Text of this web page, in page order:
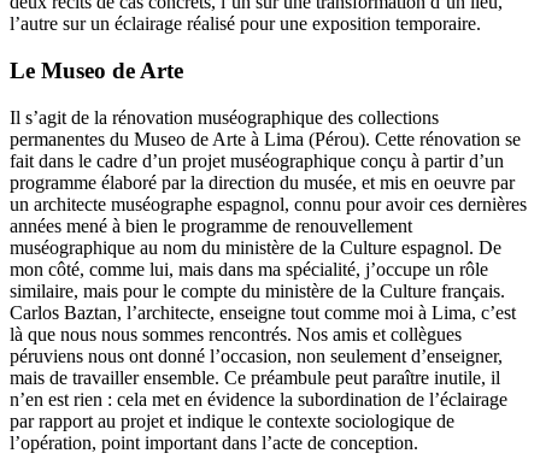
l’autre sur un éclairage réalisé pour une exposition temporaire.
Le Museo de Arte
Il s’agit de la rénovation muséographique des collections
permanentes du Museo de Arte à Lima (Pérou). Cette rénovation se
fait dans le cadre d’un projet muséographique conçu à partir d’un
programme élaboré par la direction du musée, et mis en oeuvre par
un architecte muséographe espagnol, connu pour avoir ces dernières
années mené à bien le programme de renouvellement
muséographique au nom du ministère de la Culture espagnol. De
mon côté, comme lui, mais dans ma spécialité, j’occupe un rôle
similaire, mais pour le compte du ministère de la Culture français.
Carlos Baztan, l’architecte, enseigne tout comme moi à Lima, c’est
là que nous nous sommes rencontrés. Nos amis et collègues
péruviens nous ont donné l’occasion, non seulement d’enseigner,
mais de travailler ensemble. Ce préambule peut paraître inutile, il
n’en est rien : cela met en évidence la subordination de l’éclairage
par rapport au projet et indique le contexte sociologique de
l’opération, point important dans l’acte de conception.